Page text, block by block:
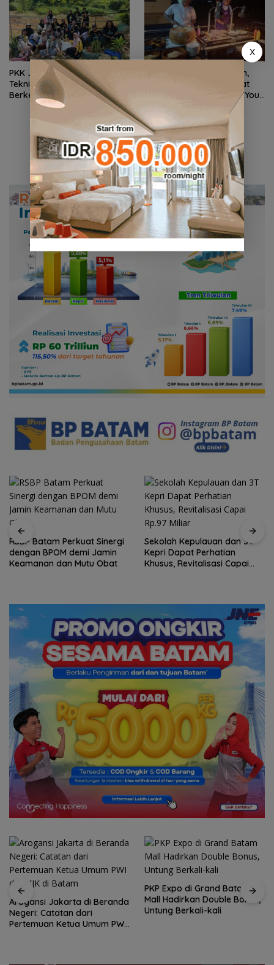
PKK Jemaja Timur Dibekali
Teknik Pertanian
Berkelanjutan oleh
Mahasiswa KKN UGM
Fox Hotel Nagoya Batam,
Hotel Baru di Batam Pikat
Pecinta Kuliner Lewat All You
Can Eat Grill Premium
Sekolah Kepulauan dan 3T
Kepri Dapat Perhatian
Khusus, Revitalisasi Capai
Arogansi Jakarta di
Negeri: Catatan dari
Pertemuan Ketua
di Beranda
Umum PWI
PKP Expo di Grand Batam
Mall Hadirkan Double Bonus,
Untung Berkali-kali
Amsakar
X